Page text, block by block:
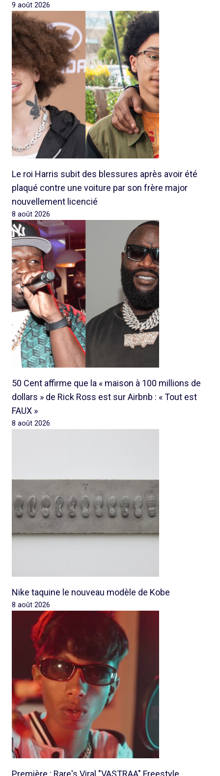
9 août 2026
Le roi Harris subit des blessures après avoir été
plaqué contre une voiture par son frère major
nouvellement licencié
8 août 2026
50 Cent affirme que la « maison à 100 millions de
dollars » de Rick Ross est sur Airbnb : « Tout est
FAUX »
8 août 2026
Nike taquine le nouveau modèle de Kobe
8 août 2026
Première : Rare's Viral "VASTRAA" Freestyle